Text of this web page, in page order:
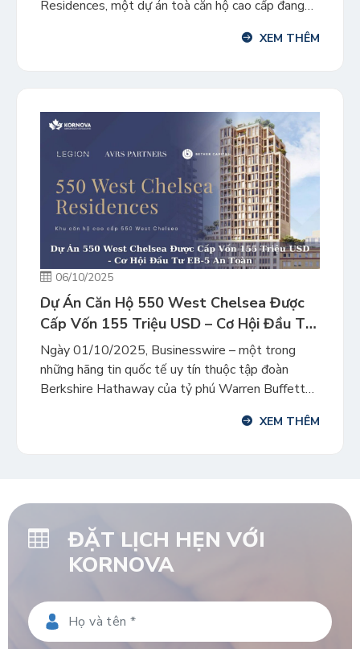
Residences, một dự án toà căn hộ cao cấp đang
sông Hudson tại Manhattan. Dự án đang đượcXEM THÊM
06/10/2025
Dự Án Căn Hộ 550 West Chelsea Được
Cấp Vốn 155 Triệu USD – Cơ Hội Đầu Tư
EB-5 An Toàn
Ngày 01/10/2025, Businesswire – một trong
những hãng tin quốc tế uy tín thuộc tập đoàn
Berkshire Hathaway của tỷ phú Warren Buffett
chính thức huy động thành công $155 triệu khoản
XEM THÊM
ĐẶT LỊCH HẸN VỚI
KORNOVA